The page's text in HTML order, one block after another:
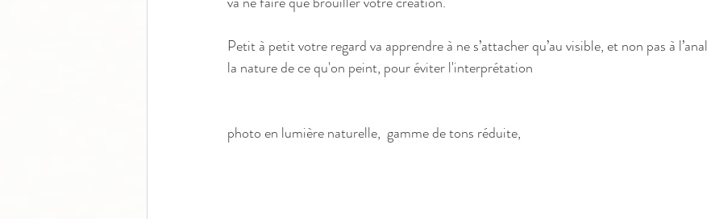
Petit à petit votre regard va apprendre à ne s’attacher qu’au visible, et non pas à
la nature de ce qu'on peint, pour éviter l'interprétation
photo en lumière naturelle,  gamme de tons réduite,